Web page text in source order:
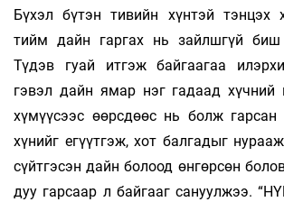
Бүхэл бүтэн тивийн хүнтэй тэнцэх
тийм дайн гаргах нь зайлшгүй биш
Түдэв гуай итгэж байгаагаа
гэвэл дайн ямар нэг гадаад хүчний
хүмүүсээс өөрсдөөс нь болж
хүнийг егүүтгэж, хот балгадыг
сүйтгэсэн дайн болоод өнгөрсөн
дуу гарсаар л байгааг сануулжээ.